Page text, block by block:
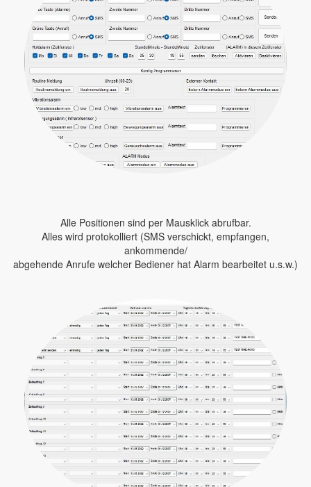
Alle Positionen sind per Mausklick abrufbar.
Alles wird protokolliert (SMS verschickt, empfangen,
ankommende/
abgehende Anrufe welcher Bediener hat Alarm bearbeitet u.s.w.)